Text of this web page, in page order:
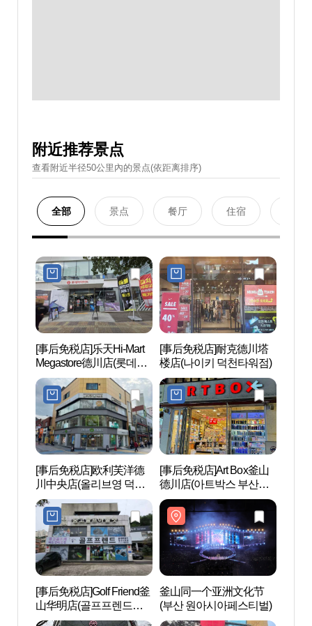
附近推荐景点
查看附近半径50公里內的景点(依距离排序)
全部 景点 餐厅 住宿
[事后免税店]乐天Hi-Mart
Megastore德川店(롯데하
이마트 메가스토어 덕천
점)
[事后免税店]耐克德川塔
楼店(나이키 덕천타워점)
[事后免税店]欧利芙洋德
川中央店(올리브영 덕천
중앙점)
[事后免税店]Art Box釜山
德川店(아트박스 부산덕
천점)
[事后免税店]Golf Friend釜
山华明店(골프프렌드골
때려골프 부산화명점)
釜山同一个亚洲文化节
(부산 원아시아페스티벌)